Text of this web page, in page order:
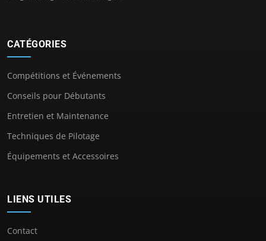
CATÉGORIES
Compétitions et Événements
Conseils pour Débutants
Entretien et Maintenance
Techniques de Pilotage
Équipements et Accessoires
LIENS UTILES
Contact